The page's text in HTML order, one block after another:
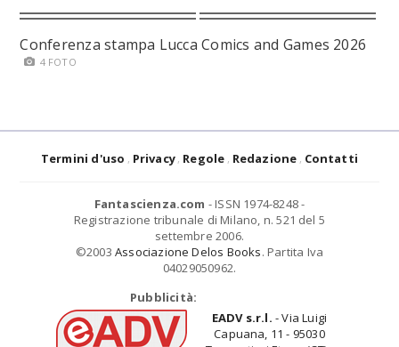
Conferenza stampa Lucca Comics and Games 2026
4 FOTO
Termini d'uso Privacy Regole Redazione Contatti
Fantascienza.com - ISSN 1974-8248 -
Registrazione tribunale di Milano, n. 521 del 5
settembre 2006.
©2003 Associazione Delos Books. Partita Iva
04029050962.
Pubblicità:
EADV s.r.l. - Via Luigi
Capuana, 11 - 95030